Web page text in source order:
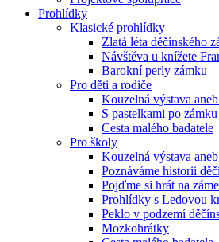
Prohlídky
Klasické prohlídky
Zlatá léta děčínského
Návštěva u knížete
Barokní perly zámku
Pro děti a rodiče
Kouzelná výstava
S pastelkami po zámku
Cesta malého badatele
Pro školy
Kouzelná výstava
Poznáváme historii
Pojďme si hrát na
Prohlídky s Ledovou
Peklo v podzemí
Mozkohrátky